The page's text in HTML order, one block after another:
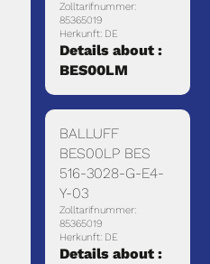
Zolltarifnummer:
85365019
Herkunft: DE
Details about :
BES00LM
BALLUFF
BES00LP BES
516-3028-G-E4-
Y-03
Zolltarifnummer:
85365019
Herkunft: DE
Details about :